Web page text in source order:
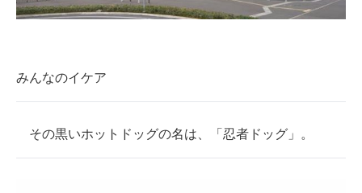
ITエンジニア向け専門サイト
IT製品の技術・比較・事例
モノづくり技術者専門サイト
みんなのイケア
その黒いホットドッグの名は、「忍者ドッグ」。